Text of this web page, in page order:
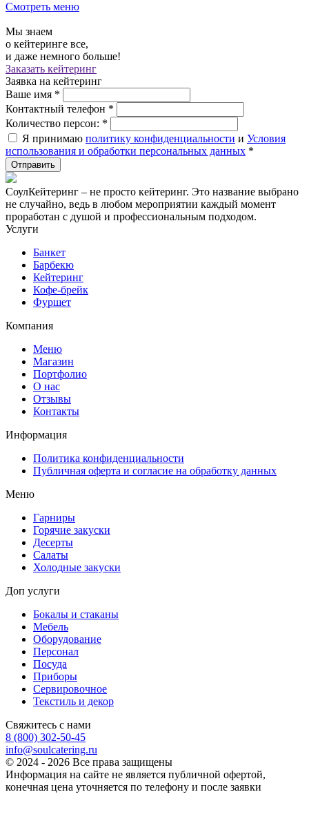
Смотреть меню
Мы знаем
о кейтеринге все,
и даже немного больше!
Заказать кейтеринг
Заявка на кейтеринг
Ваше имя *
Контактный телефон *
Количество персон: *
Я принимаю политику конфиденциальности и Условия
использования и обработки персональных данных *
СоулКейтеринг – не просто кейтеринг. Это название выбрано
не случайно, ведь в любом мероприятии каждый момент
проработан с душой и профессиональным подходом.
Услуги
Банкет
Барбекю
Кейтеринг
Кофе-брейк
Фуршет
Компания
Меню
Магазин
Портфолио
О нас
Отзывы
Контакты
Информация
Политика конфиденциальности
Публичная оферта и согласие на обработку данных
Меню
Гарниры
Горячие закуски
Десерты
Салаты
Холодные закуски
Доп услуги
Бокалы и стаканы
Мебель
Оборудование
Персонал
Посуда
Приборы
Сервировочное
Текстиль и декор
Свяжитесь с нами
8 (800) 302-50-45
info@soulcatering.ru
© 2024 - 2026 Все права защищены
Информация на сайте не является публичной офертой,
конечная цена уточняется по телефону и после заявки